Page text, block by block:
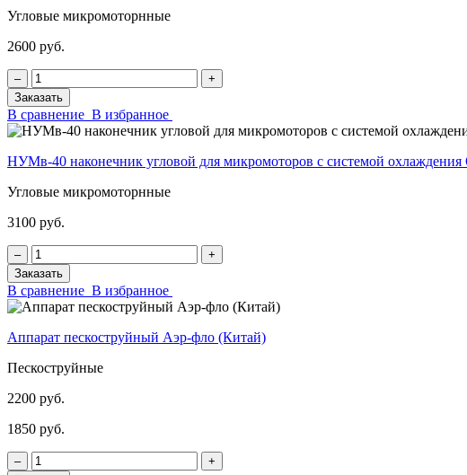
Угловые микромоторнные
2600 руб.
‒
+
Заказать
В сравнение В избранное
НУМв-40 наконечник угловой для микромоторов с системой
Угловые микромоторнные
3100 руб.
‒
+
Заказать
В сравнение В избранное
Аппарат пескоструйный Аэр-фло (Китай)
Пескоструйные
2200 руб.
1850 руб.
‒
+